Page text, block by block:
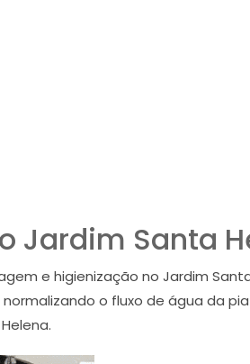
Jardim Santa
e higienização no Jardim
o fluxo de água da